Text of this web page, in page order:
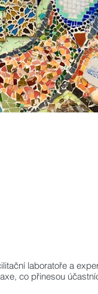
laboratoře a
co přinesou